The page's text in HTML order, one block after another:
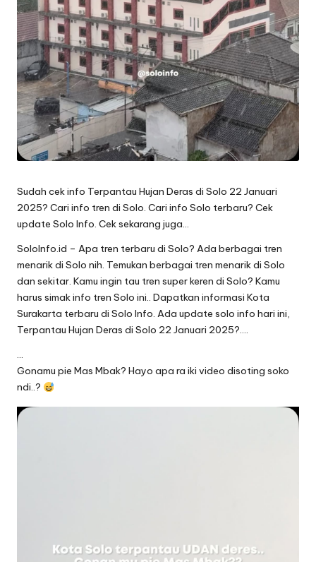
Sudah cek info Terpantau Hujan Deras di Solo 22 Januari
2025? Cari info tren di Solo. Cari info Solo terbaru? Cek
update Solo Info. Cek sekarang juga…
SoloInfo.id – Apa tren terbaru di Solo? Ada berbagai tren
menarik di Solo nih. Temukan berbagai tren menarik di Solo
dan sekitar. Kamu ingin tau tren super keren di Solo? Kamu
harus simak info tren Solo ini.. Dapatkan informasi Kota
Surakarta terbaru di Solo Info. Ada update solo info hari ini,
Terpantau Hujan Deras di Solo 22 Januari 2025?….
…
Gonamu pie Mas Mbak? Hayo apa ra iki video disoting soko
ndi..?